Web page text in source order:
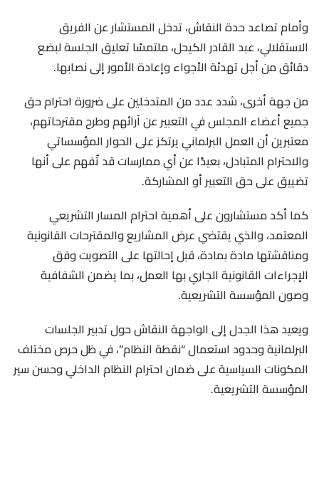
وأمام تصاعد حدة النقاش، تدخل المستشار عن الفريق
الاستقلالي، عبد القادر الكيحل، ملتمسًا تعليق الجلسة لبضع
دقائق من أجل تهدئة الأجواء وإعادة الأمور إلى نصابها.
من جهة أخرى، شدد عدد من المتدخلين على ضرورة احترام حق
جميع أعضاء المجلس في التعبير عن آرائهم وطرح مقترحاتهم،
معتبرين أن العمل البرلماني يرتكز على الحوار المؤسساتي
والاحترام المتبادل، بعيدًا عن أي ممارسات قد تُفهم على أنها
تضييق على حق التعبير أو المشاركة.
كما أكد مستشارون على أهمية احترام المسار التشريعي
المعتمد، والذي يقتضي عرض المشاريع والمقترحات القانونية
ومناقشتها مادة بمادة، قبل إحالتها على التصويت وفق
الإجراءات القانونية الجاري بها العمل، بما يضمن الشفافية
وصون المؤسسة التشريعية.
ويعيد هذا الجدل إلى الواجهة النقاش حول تدبير الجلسات
البرلمانية وحدود استعمال “نقطة النظام”، في ظل حرص مختلف
المكونات السياسية على ضمان احترام النظام الداخلي وحسن سير
المؤسسة التشريعية.